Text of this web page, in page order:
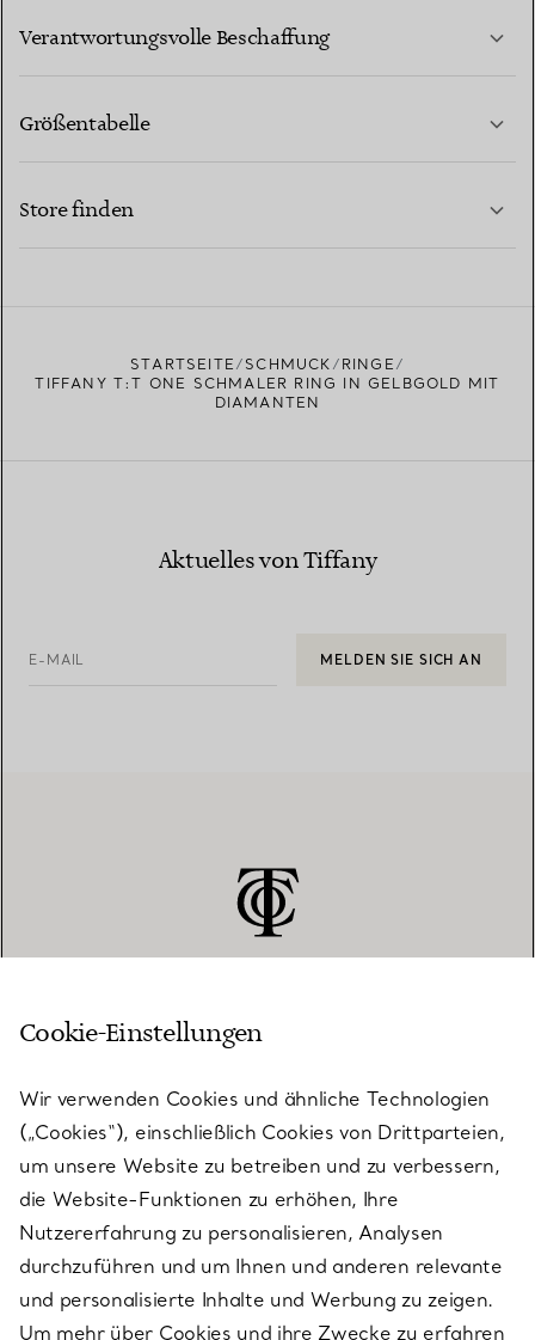
Verantwortungsvolle Beschaffung
Größentabelle
Store finden
STARTSEITE SCHMUCK
RINGE
TIFFANY T:T ONE SCHMALER RING IN GELBGOLD MIT
DIAMANTEN
Aktuelles von Tiffany
E-MAIL MELDEN SIE SICH AN
KUNDENSERVICE
SERVICES
ÜBER TIFFANY & CO.
RECHTLICHE HINWEISE
Cookie-Einstellungen
Wir verwenden Cookies und ähnliche Technologien
(„Cookies“), einschließlich Cookies von Drittparteien,
um unsere Website zu betreiben und zu verbessern,
die Website-Funktionen zu erhöhen, Ihre
Nutzererfahrung zu personalisieren, Analysen
durchzuführen und um Ihnen und anderen relevante
und personalisierte Inhalte und Werbung zu zeigen.
Um mehr über Cookies und ihre Zwecke zu erfahren